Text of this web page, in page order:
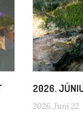
2026.
2026. Juni 22